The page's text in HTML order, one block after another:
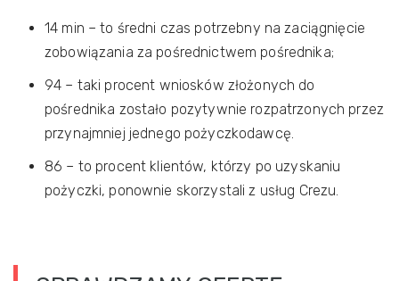
14 min – to średni czas potrzebny na zaciągnięcie
zobowiązania za pośrednictwem pośrednika;
94 – taki procent wniosków złożonych do
pośrednika zostało pozytywnie rozpatrzonych przez
przynajmniej jednego pożyczkodawcę.
86 – to procent klientów, którzy po uzyskaniu
pożyczki, ponownie skorzystali z usług Crezu.